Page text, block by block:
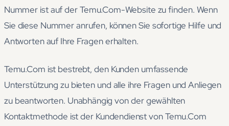
Nummer ist auf der Temu.Com-Website zu finden. Wenn
Sie diese Nummer anrufen, können Sie sofortige Hilfe und
Antworten auf Ihre Fragen erhalten.
Temu.Com ist bestrebt, den Kunden umfassende
Unterstützung zu bieten und alle ihre Fragen und Anliegen
zu beantworten. Unabhängig von der gewählten
Kontaktmethode ist der Kundendienst von Temu.Com